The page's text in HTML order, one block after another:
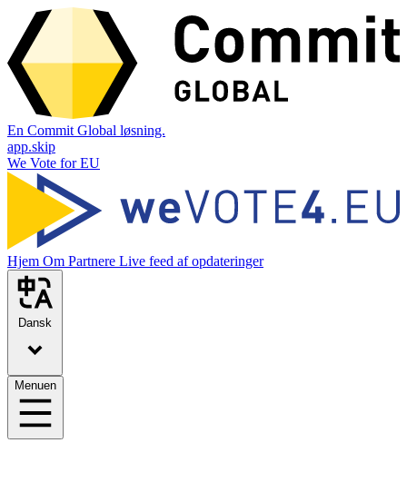
En Commit Global løsning.
app.skip
We Vote for EU
Hjem Om Partnere Live feed af opdateringer
Dansk
Menuen